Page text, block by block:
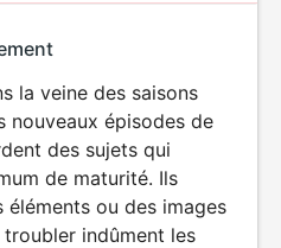
LANGAGE
VULGAIRE
la veine des saisons
nouveaux épisodes de
des sujets qui
de maturité. Ils
ou des images
indûment les